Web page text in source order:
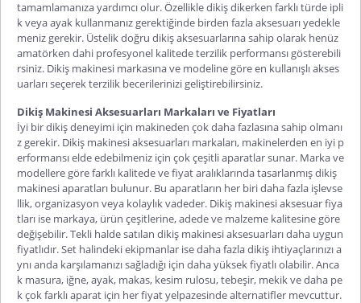
tamamlamanıza yardımcı olur. Özellikle dikiş dikerken farklı türde ipli
k veya ayak kullanmanız gerektiğinde birden fazla aksesuarı yedekle
meniz gerekir. Üstelik doğru dikiş aksesuarlarına sahip olarak henüz
amatörken dahi profesyonel kalitede terzilik performansı gösterebili
rsiniz. Dikiş makinesi markasına ve modeline göre en kullanışlı akses
uarları seçerek terzilik becerilerinizi geliştirebilirsiniz.
Dikiş Makinesi Aksesuarları Markaları ve Fiyatları
İyi bir dikiş deneyimi için makineden çok daha fazlasına sahip olmanı
z gerekir. Dikiş makinesi aksesuarları markaları, makinelerden en iyi p
erformansı elde edebilmeniz için çok çeşitli aparatlar sunar. Marka ve
modellere göre farklı kalitede ve fiyat aralıklarında tasarlanmış dikiş
makinesi aparatları bulunur. Bu aparatların her biri daha fazla işlevse
llik, organizasyon veya kolaylık vadeder. Dikiş makinesi aksesuar fiya
tları ise markaya, ürün çeşitlerine, adede ve malzeme kalitesine göre
değişebilir. Tekli halde satılan dikiş makinesi aksesuarları daha uygun
fiyatlıdır. Set halindeki ekipmanlar ise daha fazla dikiş ihtiyaçlarınızı a
ynı anda karşılamanızı sağladığı için daha yüksek fiyatlı olabilir. Anca
k masura, iğne, ayak, makas, kesim rulosu, tebeşir, mekik ve daha pe
k çok farklı aparat için her fiyat yelpazesinde alternatifler mevcuttur.